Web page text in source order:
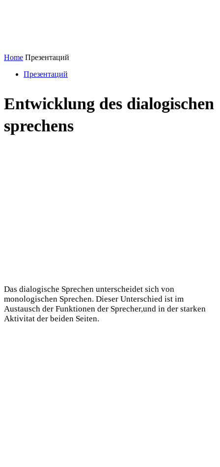
Home Презентаций
Презентаций
Entwicklung des dialogischen
sprechens
Das dialogische Sprechen unterscheidet sich von
monologischen Sprechen. Dieser Unterschied ist im
Austausch der Funktionen der Sprecher,und in der starken
Aktivitat der beiden Seiten.